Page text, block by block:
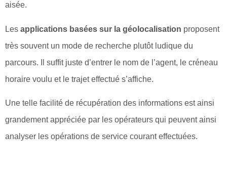
aisée.
Les applications basées sur la géolocalisation proposent
très souvent un mode de recherche plutôt ludique du
parcours. Il suffit juste d’entrer le nom de l’agent, le créneau
horaire voulu et le trajet effectué s’affiche.
Une telle facilité de récupération des informations est ainsi
grandement appréciée par les opérateurs qui peuvent ainsi
analyser les opérations de service courant effectuées.